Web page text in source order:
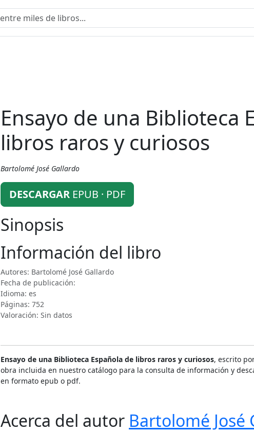
Ensayo de una Biblioteca
libros raros y curiosos
Bartolomé José Gallardo
DESCARGAR EPUB · PDF
Sinopsis
Información del libro
Autores: Bartolomé José Gallardo
Fecha de publicación:
Idioma: es
Páginas: 752
Valoración: Sin datos
Ensayo de una Biblioteca Española de libros raros y curiosos, escrito
obra incluida en nuestro catálogo para la consulta de información y
en formato epub o pdf.
Acerca del autor Bartolomé José